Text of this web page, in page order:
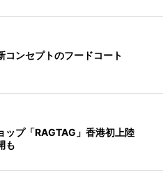
コンセプトのフードコート
ップ「RAGTAG」香港初上陸
も